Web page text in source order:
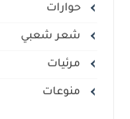
حوارات
شعر شعبي
مرئيات
منوعات